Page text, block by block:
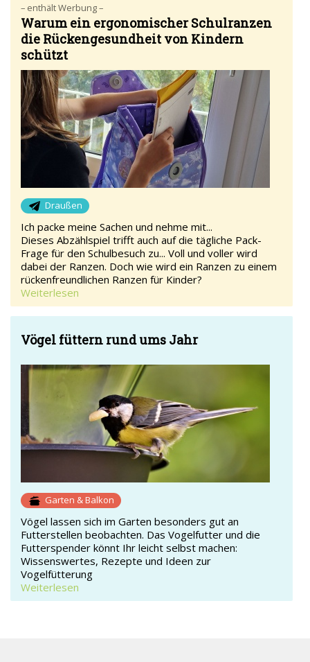
– enthält Werbung –
Warum ein ergonomischer Schulranzen
die Rückengesundheit von Kindern
schützt
Draußen
Ich packe meine Sachen und nehme mit...
Dieses Abzählspiel trifft auch auf die tägliche Pack-
Frage für den Schulbesuch zu... Voll und voller wird
dabei der Ranzen. Doch wie wird ein Ranzen zu einem
rückenfreundlichen Ranzen für Kinder?
Weiterlesen
Vögel füttern rund ums Jahr
Garten & Balkon
Vögel lassen sich im Garten besonders gut an
Futterstellen beobachten. Das Vogelfutter und die
Futterspender könnt Ihr leicht selbst machen:
Wissenswertes, Rezepte und Ideen zur
Vogelfütterung
Weiterlesen